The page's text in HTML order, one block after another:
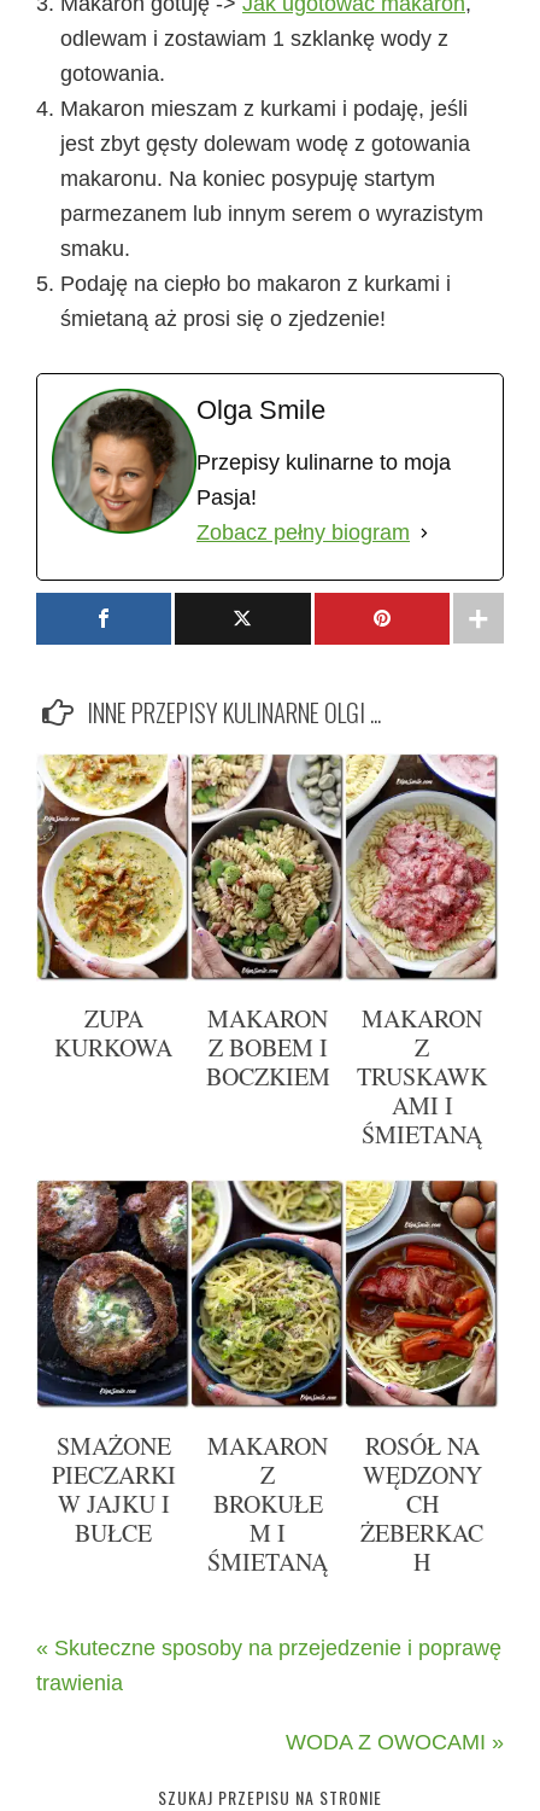
odlewam i zostawiam 1 szklankę wody z
gotowania.
Makaron mieszam z kurkami i podaję, jeśli
jest zbyt gęsty dolewam wodę z gotowania
makaronu. Na koniec posypuję startym
parmezanem lub innym serem o wyrazistym
smaku.
Podaję na ciepło bo makaron z kurkami i
śmietaną aż prosi się o zjedzenie!
Olga Smile
Przepisy kulinarne to moja
Pasja!
Zobacz pełny biogram
INNE PRZEPISY KULINARNE OLGI ...
ZUPA
KURKOWA
MAKARON
Z BOBEM I
BOCZKIEM
MAKARON
Z
TRUSKAWK
AMI I
ŚMIETANĄ
SMAŻONE
PIECZARKI
W JAJKU I
BUŁCE
MAKARON
Z
BROKUŁE
M I
ŚMIETANĄ
ROSÓŁ NA
WĘDZONY
CH
ŻEBERKAC
H
« Skuteczne sposoby na przejedzenie i poprawę
trawienia
WODA Z OWOCAMI »
SZUKAJ PRZEPISU NA STRONIE